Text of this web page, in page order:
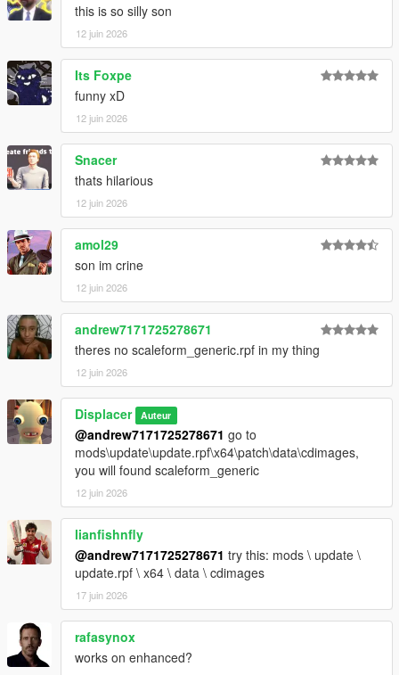
this is so silly son
12 juin 2026
Its Foxpe
funny xD
12 juin 2026
Snacer
thats hilarious
12 juin 2026
amol29
son im crine
12 juin 2026
andrew7171725278671
theres no scaleform_generic.rpf in my thing
12 juin 2026
Displacer Auteur
@andrew7171725278671 go to
mods\update\update.rpf\x64\patch\data\cdimages,
you will found scaleform_generic
12 juin 2026
lianfishnfly
@andrew7171725278671 try this: mods \ update \
update.rpf \ x64 \ data \ cdimages
17 juin 2026
rafasynox
works on enhanced?